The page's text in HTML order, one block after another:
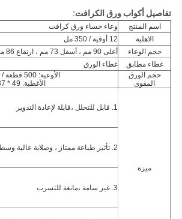
تفاصيل أكواب ورق الكرافت:
اسم المنتج
وعاء حساء ورق كرافت
الاهلية
12 أوقية / 350 مل
حجم الوعاء
أعلى 90 مم ، أسفل 73 مم ، ارتفاع 86 مم
غطاء مطابق
غطاء الورق
حجم الورق
المقوى
الأوعية: 500 قطعة / كرتون ، 19 * 57 * 46 سم
الأغطية: 500pcs / ctn ، 43 * 37 * 49 سم
ميزة
1. قابل للتحلل ، قابلة لإعادة التدوير
2. تأثير طباعة ممتاز ، وصلابة عالية وسطوع جيد
3. غير سامة ، مانعة للتسرب